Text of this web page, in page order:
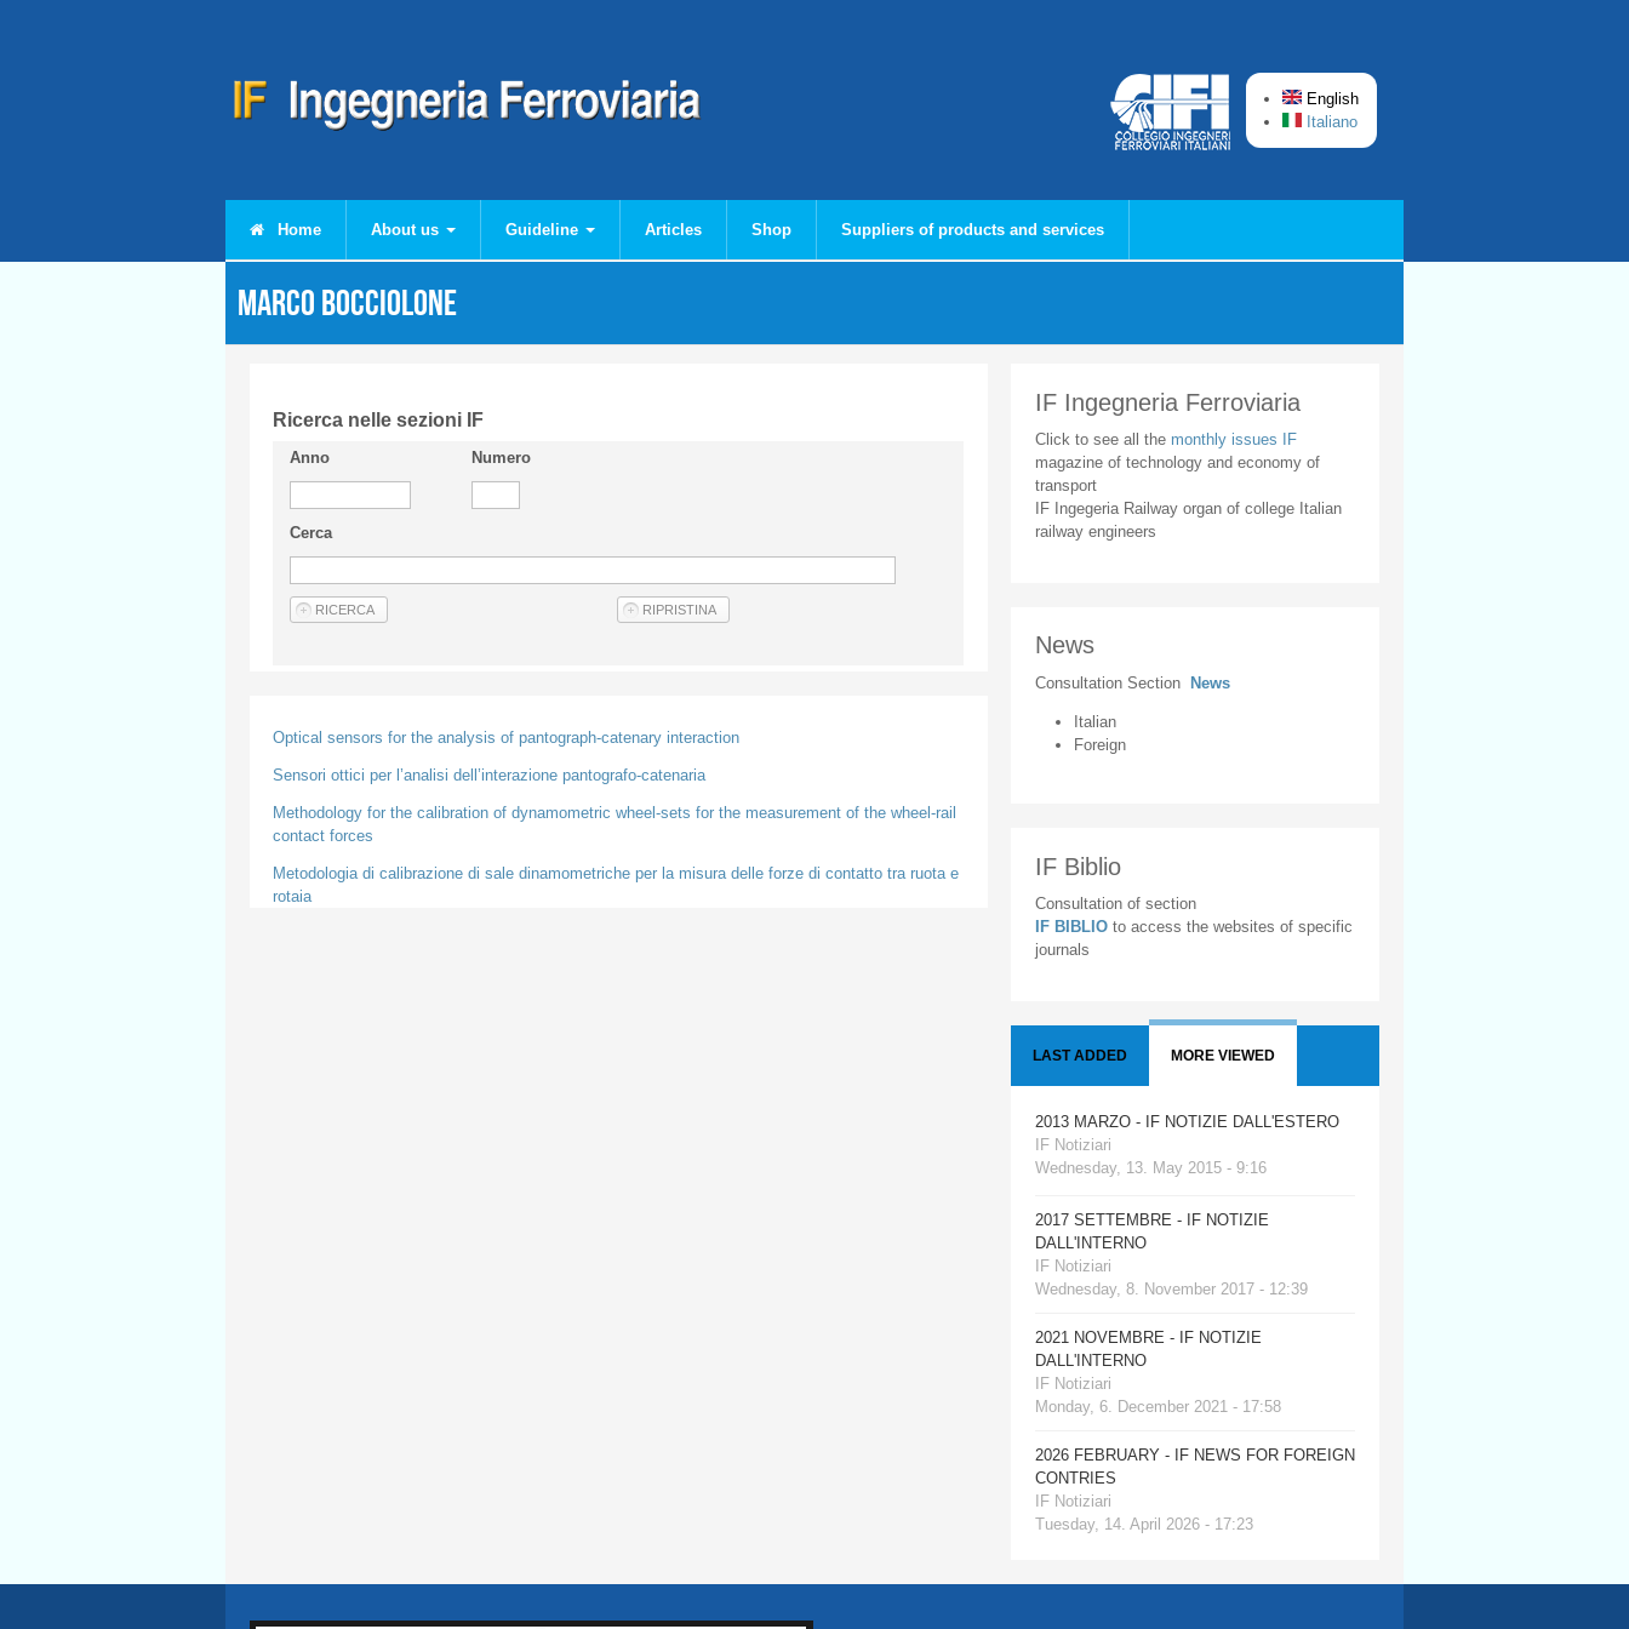
English
Italiano
Home About us Guideline Articles Shop Suppliers of products and services
Marco BOCCIOLONE
Ricerca nelle sezioni IF
Anno Numero
Cerca
Optical sensors for the analysis of pantograph-catenary interaction
Sensori ottici per l’analisi dell’interazione pantografo-catenaria
Methodology for the calibration of dynamometric wheel-sets for the measurement of the wheel-rail
contact forces
Metodologia di calibrazione di sale dinamometriche per la misura delle forze di contatto tra ruota e
rotaia
IF Ingegneria Ferroviaria
Click to see all the monthly issues IF
magazine of technology and economy of
transport
IF Ingegeria Railway organ of college Italian
railway engineers
News
Consultation Section News
Italian
Foreign
IF Biblio
Consultation of section
IF BIBLIO to access the websites of specific
journals
LAST ADDED MORE VIEWED
2013 MARZO - IF NOTIZIE DALL'ESTERO
IF Notiziari
Wednesday, 13. May 2015 - 9:16
2017 SETTEMBRE - IF NOTIZIE
DALL'INTERNO
IF Notiziari
Wednesday, 8. November 2017 - 12:39
2021 NOVEMBRE - IF NOTIZIE
DALL'INTERNO
IF Notiziari
Monday, 6. December 2021 - 17:58
2026 FEBRUARY - IF NEWS FOR FOREIGN
CONTRIES
IF Notiziari
Tuesday, 14. April 2026 - 17:23